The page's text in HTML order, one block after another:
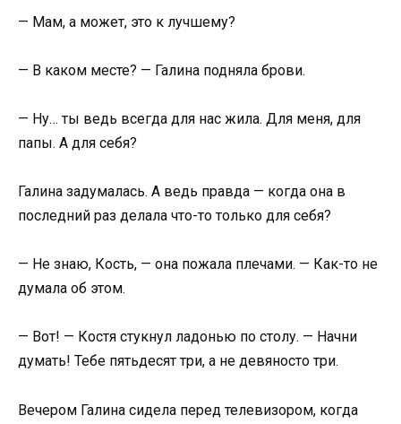
— Мам, а может, это к лучшему?
— В каком месте? — Галина подняла брови.
— Ну… ты ведь всегда для нас жила. Для меня, для
папы. А для себя?
Галина задумалась. А ведь правда — когда она в
последний раз делала что-то только для себя?
— Не знаю, Кость, — она пожала плечами. — Как-то не
думала об этом.
— Вот! — Костя стукнул ладонью по столу. — Начни
думать! Тебе пятьдесят три, а не девяносто три.
Вечером Галина сидела перед телевизором, когда